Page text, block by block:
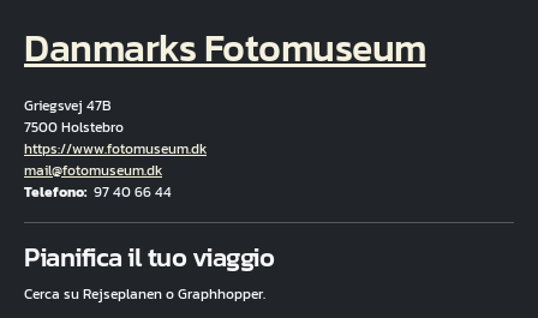
Danmarks Fotomuseum
Griegsvej 47B
7500 Holstebro
Hjemmeside
https://www.fotomuseum.dk
E-mail
mail@fotomuseum.dk
Telefono 97 40 66 44
Pianifica il tuo viaggio
Cerca su Rejseplanen o Graphhopper.